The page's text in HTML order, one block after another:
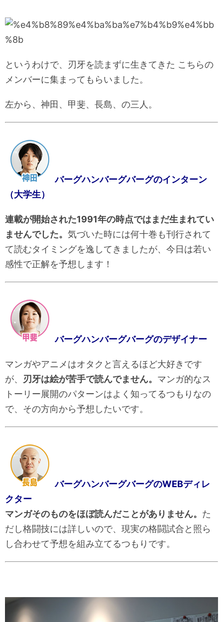
というわけで、刃牙を読まずに生きてきた こちらの
メンバーに集まってもらいました。
左から、神田、甲斐、長島、の三人。
バーグハンバーグバーグのインターン
（大学生）
連載が開始された1991年の時点ではまだ生まれてい
ませんでした。 気づいた時には何十巻も刊行されて
て読むタイミングを逸してきましたが、今日は若い
感性で正解を予想します！
バーグハンバーグバーグのデザイナー
マンガやアニメはオタクと言えるほど大好きです
が、 刃牙は絵が苦手で読んでません。 マンガ的なス
トーリー展開のパターンはよく知ってるつもりなの
で、その方向から予想したいです。
バーグハンバーグバーグのWEBディレ
クター
マンガそのものをほぼ読んだことがありません。 た
だし格闘技には詳しいので、現実の格闘試合と照ら
し合わせて予想を組み立てるつもりです。